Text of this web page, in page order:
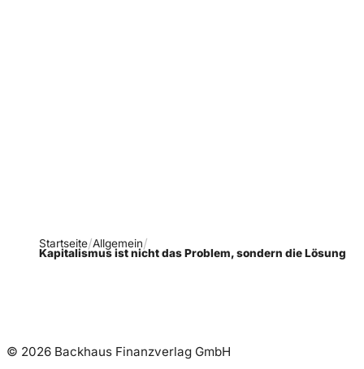
Startseite Allgemein
Kapitalismus ist nicht das Problem, sondern die Lösung
© 2026 Backhaus Finanzverlag GmbH